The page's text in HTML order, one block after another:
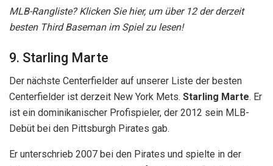
MLB-Rangliste? Klicken Sie hier, um über 12 der derzeit
besten Third Baseman im Spiel zu lesen!
9. Starling Marte
Der nächste Centerfielder auf unserer Liste der besten
Centerfielder ist derzeit New York Mets. Starling Marte. Er
ist ein dominikanischer Profispieler, der 2012 sein MLB-
Debüt bei den Pittsburgh Pirates gab.
Er unterschrieb 2007 bei den Pirates und spielte in der